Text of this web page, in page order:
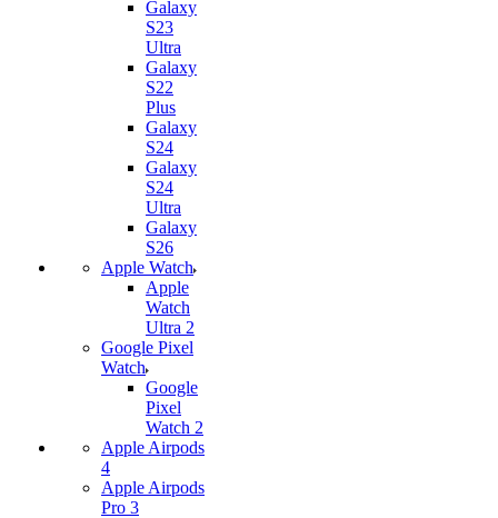
Galaxy
S23
Ultra
Galaxy
S22
Plus
Galaxy
S24
Galaxy
S24
Ultra
Galaxy
S26
Apple Watch
Apple
Watch
Ultra 2
Google Pixel
Watch
Google
Pixel
Watch 2
Apple Airpods
4
Apple Airpods
Pro 3